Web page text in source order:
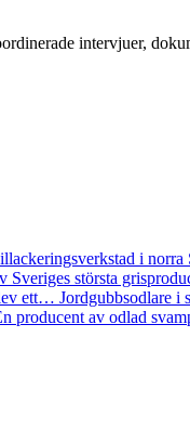
intervjuer,
i norra
Sveriges största
ett… Jordgubbsodlare i
producent av odlad